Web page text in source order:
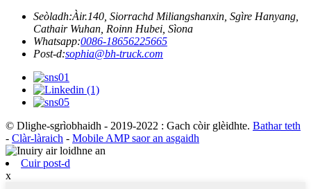
Seòladh:Àir.140, Siorrachd Miliangshanxin, Sgìre Hanyang,
Cathair Wuhan, Roinn Hubei, Sìona
Whatsapp:0086-18656225665
Post-d:sophia@bh-truck.com
© Dlighe-sgrìobhaidh - 2019-2022 : Gach còir glèidhte. Bathar teth
- Clàr-làraich - Mobile AMP saor an asgaidh
Cuir post-d
x